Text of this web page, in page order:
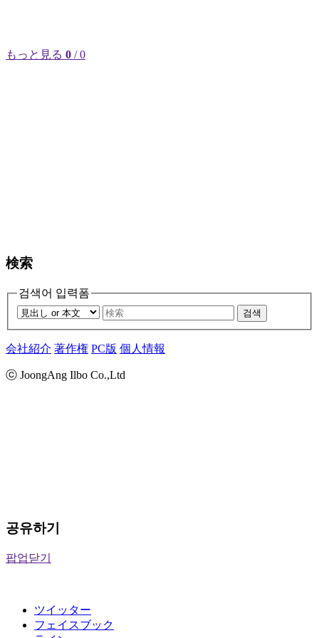
もっと見る 0 / 0
検索
검색어 입력폼
검색
会社紹介 著作権 PC版 個人情報
ⓒ JoongAng Ilbo Co.,Ltd
공유하기
팝업닫기
ツイッター
フェイスブック